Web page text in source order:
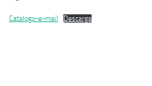
Catalogo-e-mail Descarga